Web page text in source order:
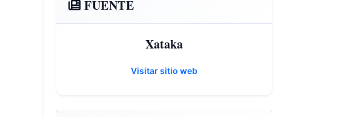
FUENTE
Xataka
Visitar sitio web